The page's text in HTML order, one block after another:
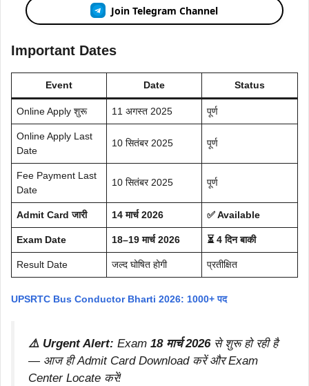
Join Telegram Channel
Important Dates
Event Date Status
Online Apply शुरू 11 अगस्त 2025 पूर्ण
Online Apply Last
Date
10 सितंबर 2025 पूर्ण
Fee Payment Last
Date
10 सितंबर 2025 पूर्ण
Admit Card जारी 14 मार्च 2026 ✅ Available
Exam Date 18–19 मार्च 2026 ⏳ 4 दिन बाकी
Result Date जल्द घोषित होगी प्रतीक्षित
UPSRTC Bus Conductor Bharti 2026: 1000+ पद
⚠️ Urgent Alert: Exam 18 मार्च 2026से शुरू हो रही है
— आज ही Admit Card Download करें और Exam
Center Locate करें!